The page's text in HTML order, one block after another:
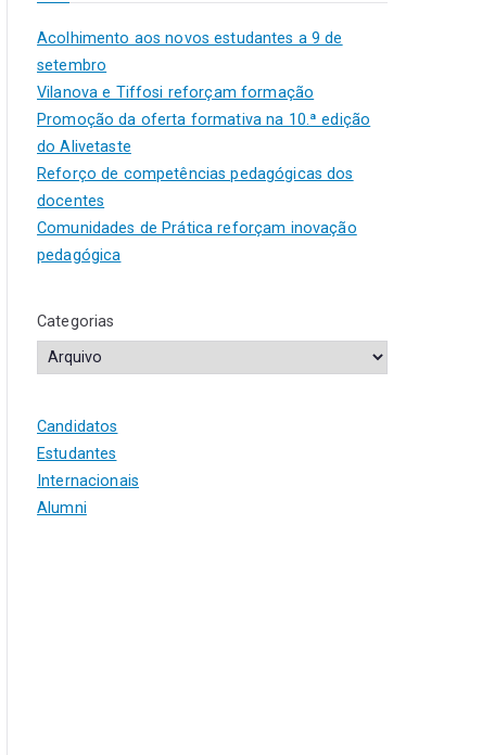
Acolhimento aos novos estudantes a 9 de
setembro
Vilanova e Tiffosi reforçam formação
Promoção da oferta formativa na 10.ª edição
do Alivetaste
Reforço de competências pedagógicas dos
docentes
Comunidades de Prática reforçam inovação
pedagógica
Categorias
Candidatos
Estudantes
Internacionais
Alumni